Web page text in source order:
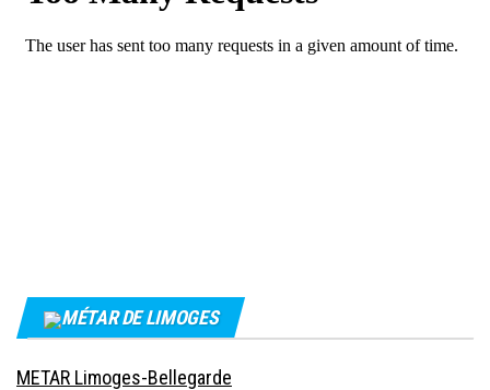
MÉTAR DE LIMOGES
METAR Limoges-Bellegarde